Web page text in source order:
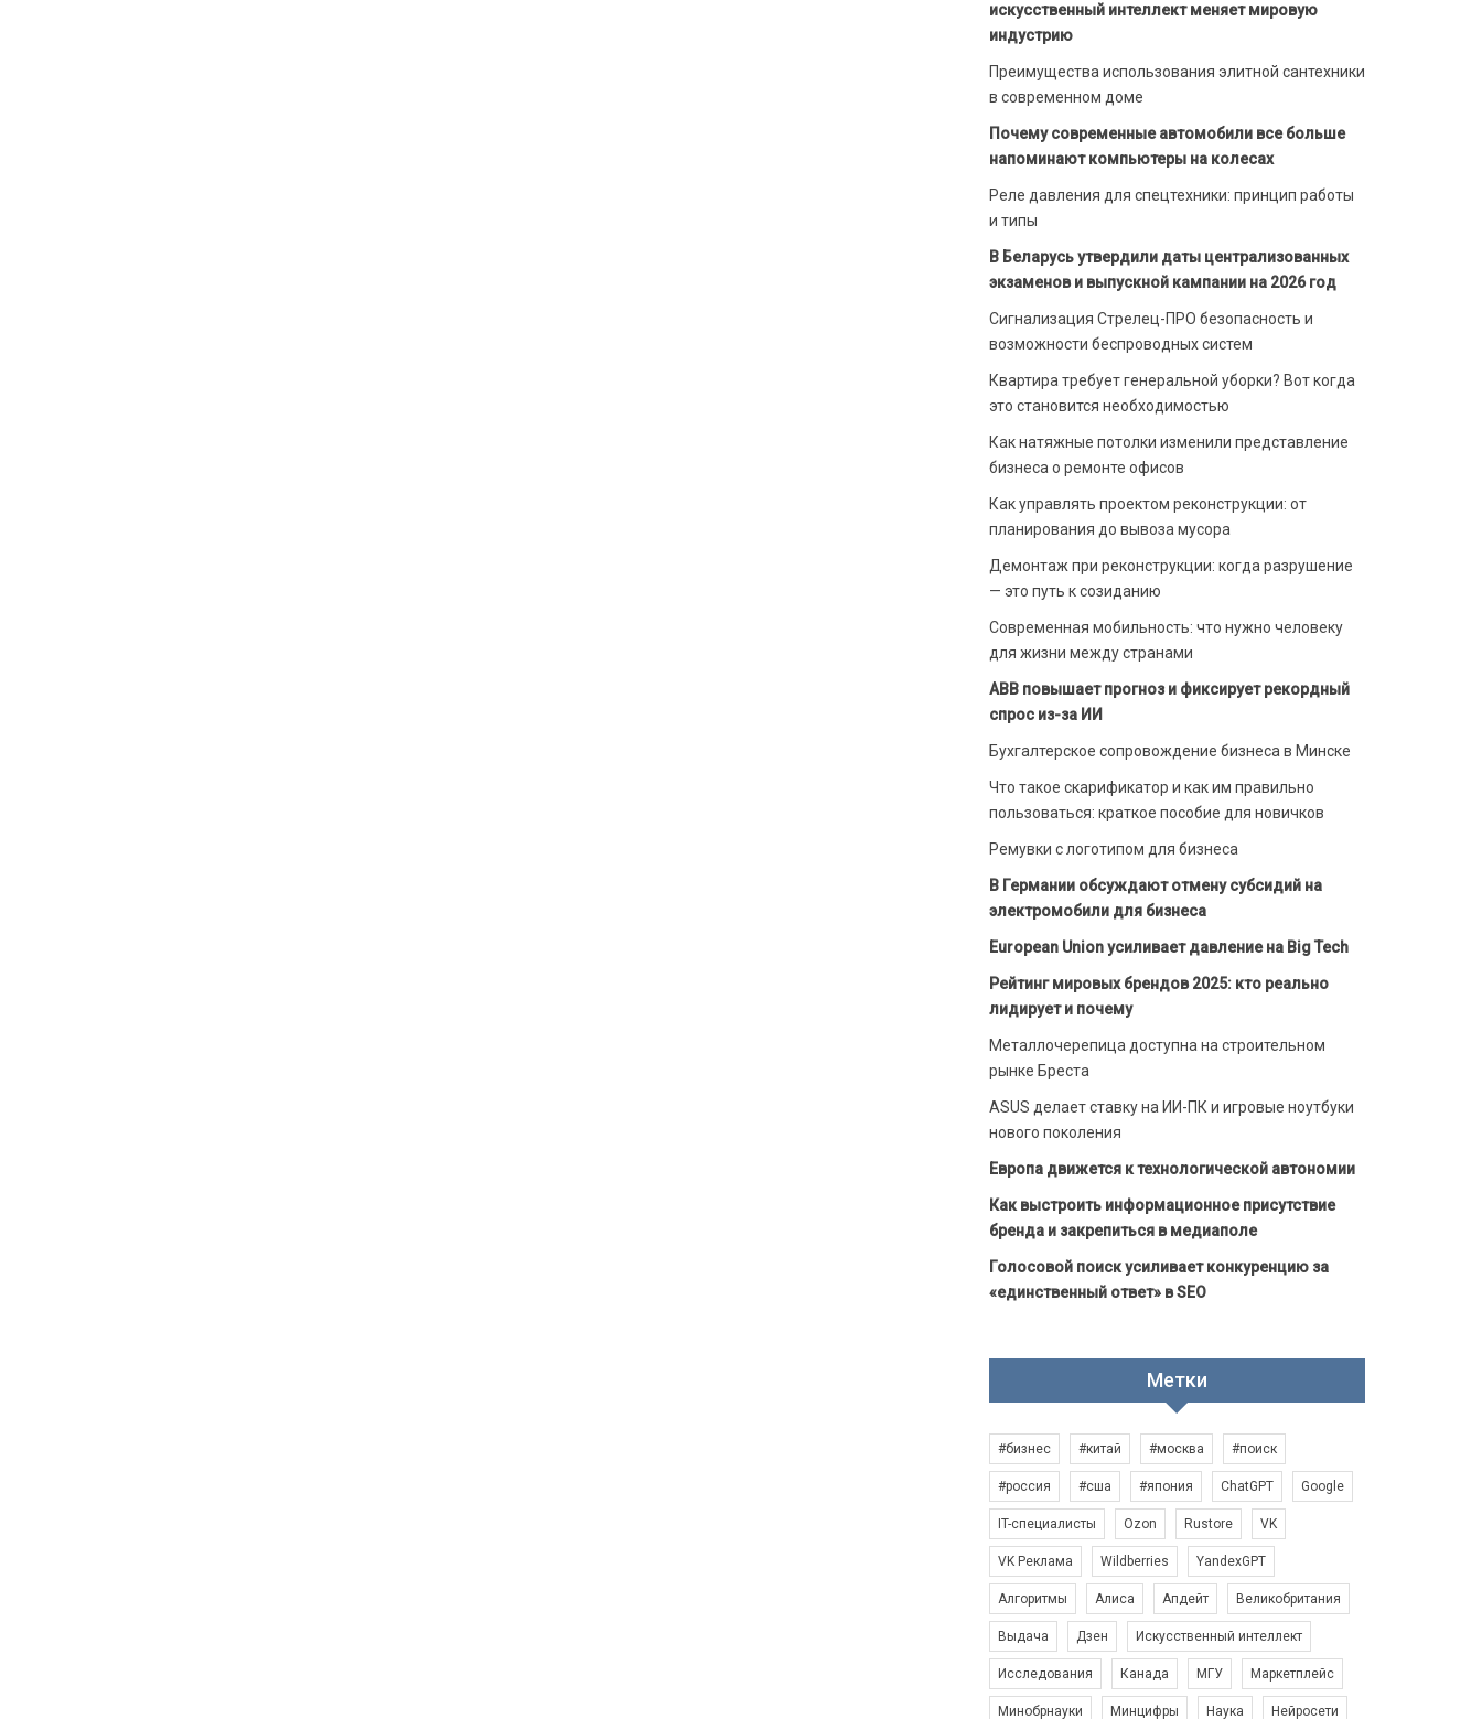
искусственный интеллект меняет мировую
индустрию
Преимущества использования элитной сантехники
в современном доме
Почему современные автомобили все больше
напоминают компьютеры на колесах
Реле давления для спецтехники: принцип работы
и типы
В Беларусь утвердили даты централизованных
экзаменов и выпускной кампании на 2026 год
Сигнализация Стрелец-ПРО безопасность и
возможности беспроводных систем
Квартира требует генеральной уборки? Вот когда
это становится необходимостью
Как натяжные потолки изменили представление
бизнеса о ремонте офисов
Как управлять проектом реконструкции: от
планирования до вывоза мусора
Демонтаж при реконструкции: когда разрушение
— это путь к созиданию
Современная мобильность: что нужно человеку
для жизни между странами
ABB повышает прогноз и фиксирует рекордный
спрос из-за ИИ
Бухгалтерское сопровождение бизнеса в Минске
Что такое скарификатор и как им правильно
пользоваться: краткое пособие для новичков
Ремувки с логотипом для бизнеса
В Германии обсуждают отмену субсидий на
электромобили для бизнеса
European Union усиливает давление на Big Tech
Рейтинг мировых брендов 2025: кто реально
лидирует и почему
Металлочерепица доступна на строительном
рынке Бреста
ASUS делает ставку на ИИ-ПК и игровые ноутбуки
нового поколения
Европа движется к технологической автономии
Как выстроить информационное присутствие
бренда и закрепиться в медиаполе
Голосовой поиск усиливает конкуренцию за
«единственный ответ» в SEO
Метки
#бизнес #китай #москва #поиск
#россия #сша #япония ChatGPT Google
IT-специалисты Ozon Rustore VK
VK Реклама Wildberries YandexGPT
Алгоритмы Алиса Апдейт Великобритания
Выдача Дзен Искусственный интеллект
Исследования Канада МГУ Маркетплейс
Минобрнауки Минцифры Наука Нейросети